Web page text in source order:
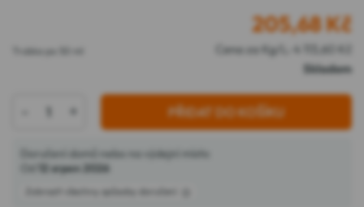
Trubka po 50 ml
205,68Kč
Cena za Kg/L: 4 113,60 Kč
Skladem
+ PŘIDAT DO KOŠÍKU
Doručení domů nebo na výdejní místo
Od
12 srpen 2026
Zobrazit všechny způsoby doručení